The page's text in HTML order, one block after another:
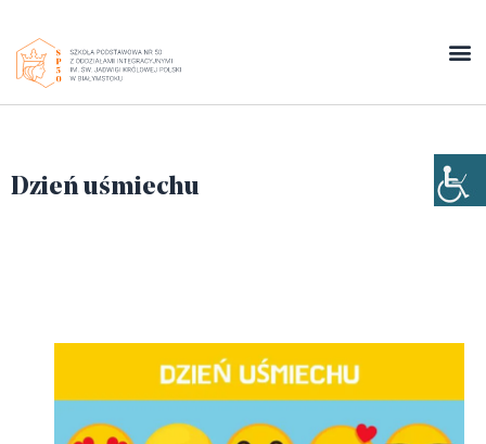
Dzień uśmiechu